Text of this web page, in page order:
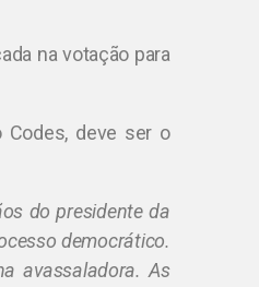
na votação para
deve ser o
do presidente da
democrático.
avassaladora. As